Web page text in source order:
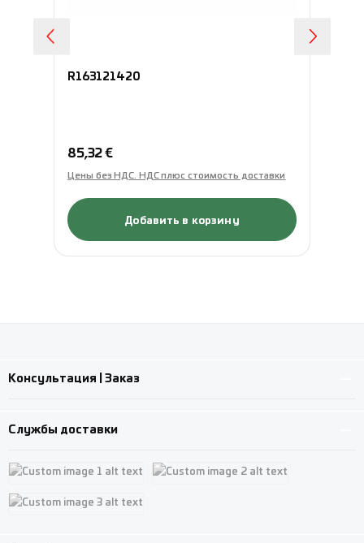
R163121420
Обычная цена:
85,32 €
Цены без НДС. НДС плюс стоимость доставки
Добавить в корзину
Консультация | Заказ
Службы доставки
Custom image 1